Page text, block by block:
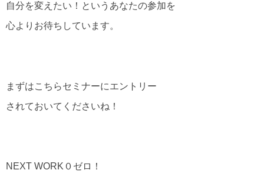
自分を変えたい！というあなたの参加を
心よりお待ちしています。
まずはこちらセミナーにエントリー
されておいてくださいね！
NEXT WORK０ゼロ！